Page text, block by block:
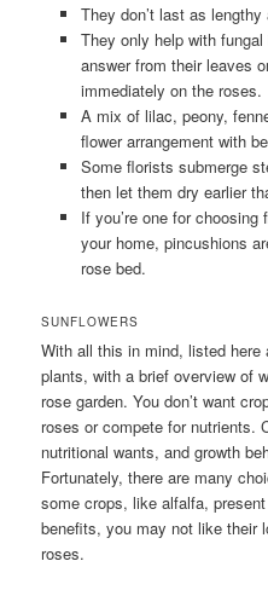
They don’t last as
They only help with
answer from their leaves
immediately on the roses.
A mix of lilac, peony,
flower arrangement with
Some florists submerge
then let them dry earlier
If you’re one for
your home, pincushions
rose bed.
SUNFLOWERS
With all this in mind, listed
plants, with a brief overview of
rose garden. You don’t want
roses or compete for nutrients.
nutritional wants, and growth
Fortunately, there are many
some crops, like alfalfa,
benefits, you may not like their
roses.